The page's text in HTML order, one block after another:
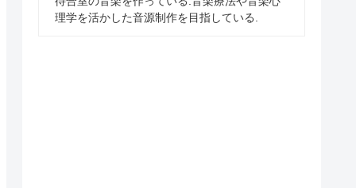
理学を活かした音源制作を目指している.